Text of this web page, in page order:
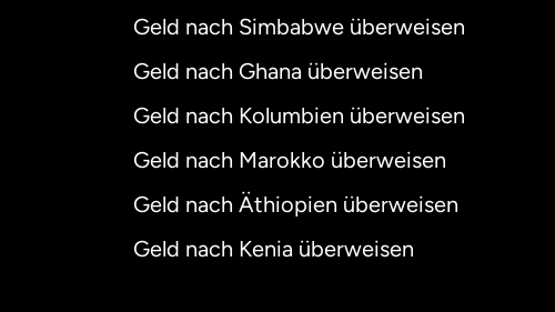
Geld nach Simbabwe überweisen
Geld nach Ghana überweisen
Geld nach Kolumbien überweisen
Geld nach Marokko überweisen
Geld nach Äthiopien überweisen
Geld nach Kenia überweisen